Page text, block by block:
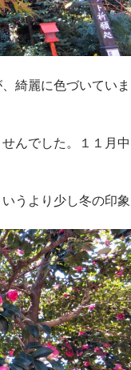
綺麗に色づいていま
んでした。１１月中
うより少し冬の印象